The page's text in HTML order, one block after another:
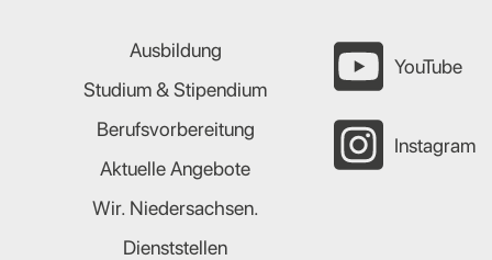
Ausbildung
Studium & Stipendium
Berufsvorbereitung
Aktuelle Angebote
Wir. Niedersachsen.
Dienststellen
YouTube
Instagram